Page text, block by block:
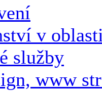
v
služby
www